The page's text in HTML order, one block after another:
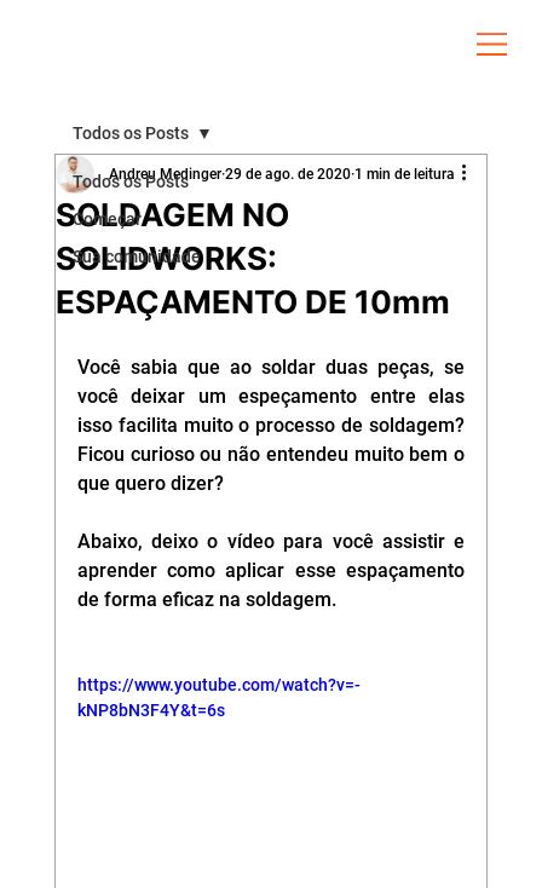
Todos os Posts
Começar
Sua comunidade
Todos os Posts
SOLDAGEM NO
SOLIDWORKS:
ESPAÇAMENTO DE 10mm
Andreu Medinger 29 de ago. de 2020 1 min de leitura
Você sabia que ao soldar duas peças, se
você deixar um espeçamento entre elas
isso facilita muito o processo de soldagem?
Ficou curioso ou não entendeu muito bem o
que quero dizer?
Abaixo, deixo o vídeo para você assistir e
aprender como aplicar esse espaçamento
de forma eficaz na soldagem.
https://www.youtube.com/watch?v=-
kNP8bN3F4Y&t=6s